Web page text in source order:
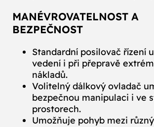
MANÉVROVATELNOST A
BEZPEČNOST
Standardní posilovač řízení
vedení i při přepravě
nákladů.
Volitelný dálkový ovladač
bezpečnou manipulaci i ve
prostorech.
Umožňuje pohyb mezi